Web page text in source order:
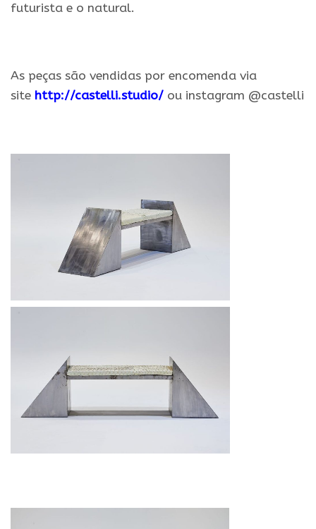
futurista e o natural.
As peças são vendidas por encomenda via
site http://castelli.studio/ ou instagram @castelli